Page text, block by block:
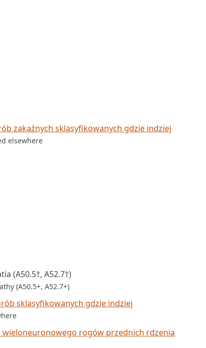
zakaźnych sklasyfikowanych gdzie indziej
elsewhere
(A50.5†, A52.7†)
(A50.5+, A52.7+)
sklasyfikowanych gdzie indziej
rogów przednich rdzenia